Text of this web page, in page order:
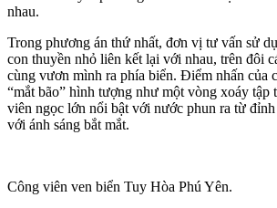
nhau.
Trong phương án thứ nhất, đơn vị tư vấn sử
con thuyền nhỏ liên kết lại với nhau, trên đôi
cùng vươn mình ra phía biển. Điểm nhấn của
“mắt bão” hình tượng như một vòng xoáy tập
viên ngọc lớn nổi bật với nước phun ra từ
với ánh sáng bắt mắt.
Công viên ven biển Tuy Hòa Phú Yên.